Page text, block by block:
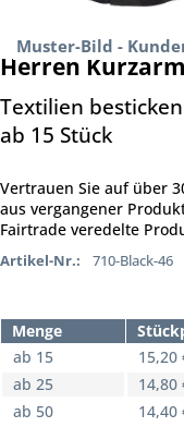
Muster-Bild -
Herren
Textilien
ab 15 Stück
Vertrauen Sie auf über
aus vergangener
Fairtrade veredelte
Artikel-Nr.: 710-Black-46
Menge
ab 15
15,20
ab 25
14,80
ab 50
14,40